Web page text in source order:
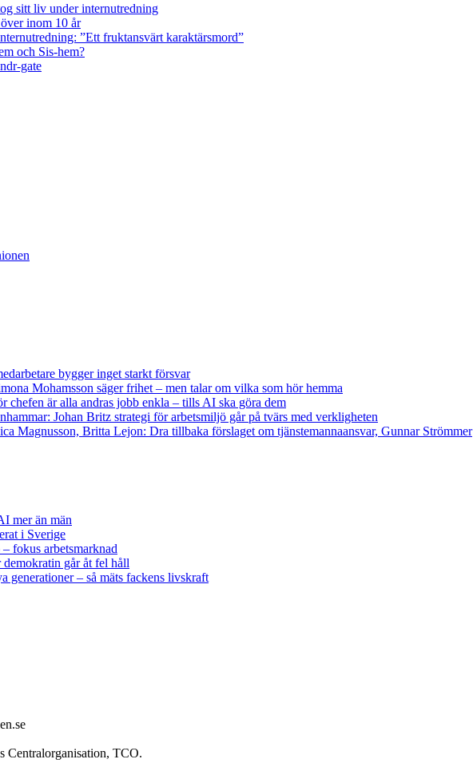
sitt liv under internutredning
inom 10 år
”Ett fruktansvärt karaktärsmord”
och Sis-hem?
gate
bygger inget starkt försvar
Mohamsson säger frihet – men talar om vilka som hör hemma
chefen är alla andras jobb enkla – tills AI ska göra dem
Johan Britz strategi för arbetsmiljö går på tvärs med verkligheten
Magnusson, Britta Lejon: Dra tillbaka förslaget om tjänstemannaansvar, Gunnar Strömmer
mer än män
i Sverige
fokus arbetsmarknad
går åt fel håll
generationer – så mäts fackens livskraft
Centralorganisation, TCO.